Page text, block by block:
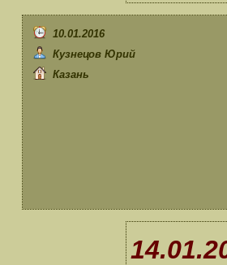
10.01.2016
Кузнецов Юрий
Казань